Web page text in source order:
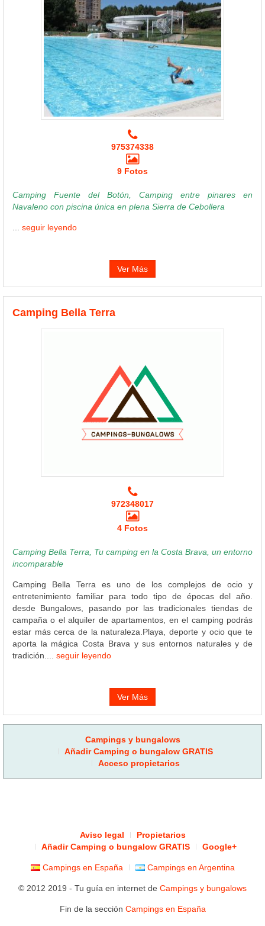
975374338
9 Fotos
Camping Fuente del Botón, Camping entre pinares en
Navaleno con piscina única en plena Sierra de Cebollera
seguir leyendo
Ver Más
Camping Bella Terra
972348017
4 Fotos
Camping Bella Terra, Tu camping en la Costa Brava, un entorno
incomparable
Camping Bella Terra es uno de los complejos de ocio y
entretenimiento familiar para todo tipo de épocas del año.
desde Bungalows, pasando por las tradicionales tiendas de
campaña o el alquiler de apartamentos, en el camping podrás
estar más cerca de la naturaleza.Playa, deporte y ocio que te
aporta la mágica Costa Brava y sus entornos naturales y de
tradición.... seguir leyendo
Ver Más
Campings y bungalows
Añadir Camping o bungalow GRATIS
Acceso propietarios
Aviso legal
Propietarios
Añadir Camping o bungalow GRATIS
Google+
Campings en España Campings en Argentina
© 2012 2019 - Tu guía en internet de Campings y bungalows
Fin de la sección Campings en España